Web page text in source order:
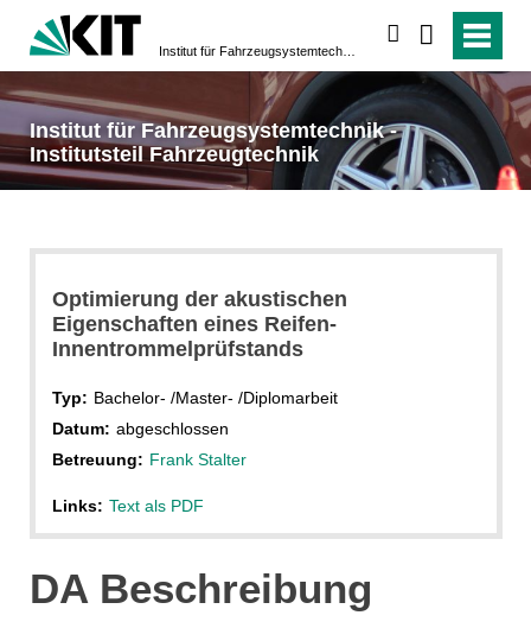
Institut für Fahrzeugsystemtechnik -
Institutsteil Fahrzeugtechnik
Optimierung der akustischen
Eigenschaften eines Reifen-
Innentrommelprüfstands
Typ: Bachelor- /Master- /Diplomarbeit
Datum: abgeschlossen
Betreuung: Frank Stalter
Links: Text als PDF
DA Beschreibung